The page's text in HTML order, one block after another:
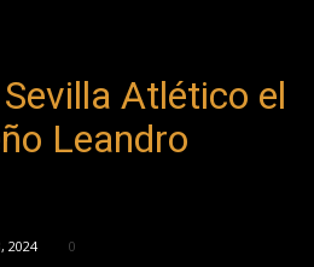
Atlético el
Leandro
2024 0